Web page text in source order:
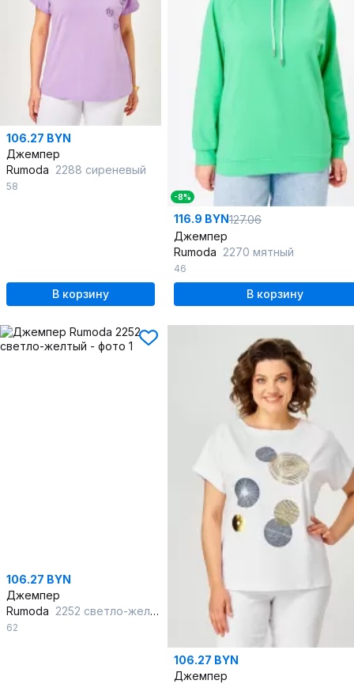
106.27 BYN
Джемпер
Rumoda 2288 сиреневый
58
В корзину
-8%
116.9 BYN127.06
Джемпер
Rumoda 2270 мятный
46
В корзину
106.27 BYN
Джемпер
Rumoda 2252 светло-желтый
62
106.27 BYN
Джемпер